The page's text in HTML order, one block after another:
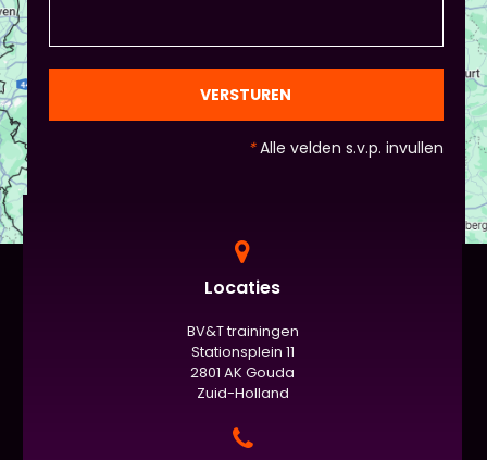
en die van Piet en vervolgens de deelnemers:
gezien de eindpresentaties van 5 minuten de
officiële/vaste werkvorm zijn. Voor beginners is het
evaluatieformulier niet :)
VERSTUREN
*Alle velden s.v.p. invullen
Locaties
BV&T trainingen
Stationsplein 11
2801 AK Gouda
Zuid-Holland